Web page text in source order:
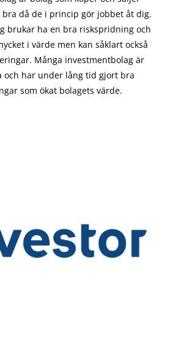
bra då de i princip görjobbet åt dig.
brukar ha en bra riskspridning och
i värde men kan såklart också
Många investmentbolag är
och har under lång tid gjort bra
som ökat bolagets värde.